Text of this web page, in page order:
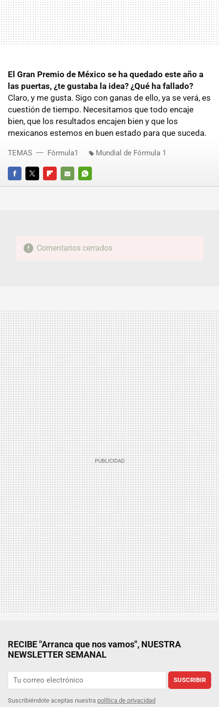
El Gran Premio de México se ha quedado este año a
las puertas, ¿te gustaba la idea? ¿Qué ha fallado?
Claro, y me gusta. Sigo con ganas de ello, ya se verá, es
cuestión de tiempo. Necesitamos que todo encaje
bien, que los resultados encajen bien y que los
mexicanos estemos en buen estado para que suceda.
FACEBOOKTWITTERFLIPBOARD
E-
WHATSAPP
TEMAS Fórmula1 Mundial de Fórmula 1
Comentarios cerrados
RECIBE "Arranca que nos vamos", NUESTRA
NEWSLETTER SEMANAL
SUSCRIBIR
Suscribiéndote aceptas nuestra política de privacidad